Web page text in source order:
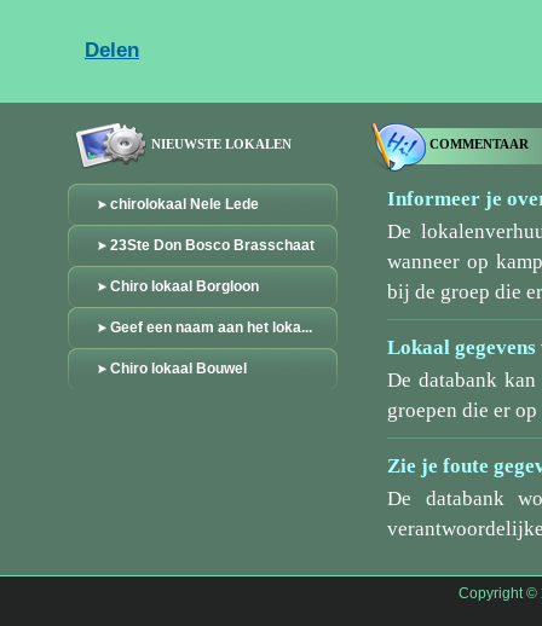
Delen
NIEUWSTE LOKALEN
chirolokaal Nele Lede
23Ste Don Bosco Brasschaat
Chiro lokaal Borgloon
Geef een naam aan het loka...
Chiro lokaal Bouwel
COMMENTAAR
Informeer je
De
wanneer op
bij de groep die
Lokaal
De databank
groepen die er
Zie je foute
De databank
Copyright ©